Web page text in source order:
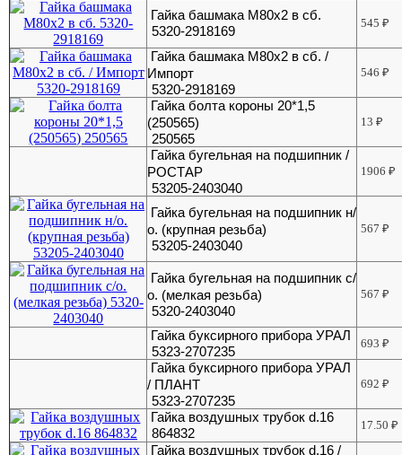
Гайка башмака М80х2 в сб.
5320-2918169
545₽
Гайка башмака М80х2 в сб. /
Импорт
5320-2918169
546₽
Гайка болта короны 20*1,5
(250565)
250565
13₽
Гайка бугельная на подшипник /
РОСТАР
53205-2403040
1906₽
Гайка бугельная на подшипник н/
о. (крупная резьба)
53205-2403040
567₽
Гайка бугельная на подшипник с/
о. (мелкая резьба)
5320-2403040
567₽
Гайка буксирного прибора УРАЛ
5323-2707235
693₽
Гайка буксирного прибора УРАЛ
/ ПЛАНТ
5323-2707235
692₽
Гайка воздушных трубок d.16
864832
17.50₽
Гайка воздушных трубок d.16 /